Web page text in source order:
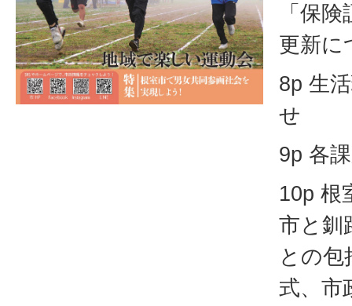
「保
更新に
8p 生
せ
9p 各
10p 根
市と釧
との包
式、市